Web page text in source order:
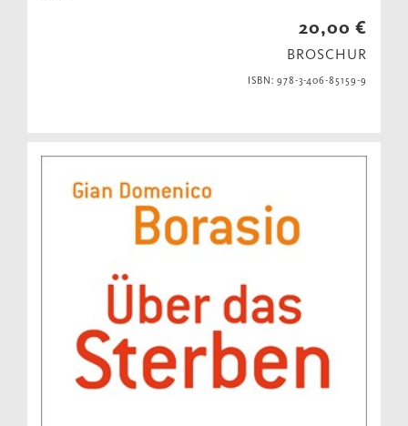
20,00 €
BROSCHUR
ISBN: 978-3-406-85159-9